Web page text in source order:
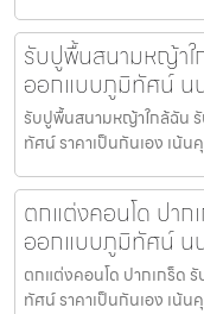
รับปูพื้นสนามหญ้า
ออกแบบภูมิทัศน์ น
รับปูพื้นสนามหญ้าใกล้ฉัน
ทัศน์ ราคาเป็นกันเอง เน้
ตกแต่งคอนโด ปา
ออกแบบภูมิทัศน์ น
ตกแต่งคอนโด ปากเกร็ด
ทัศน์ ราคาเป็นกันเอง เน้